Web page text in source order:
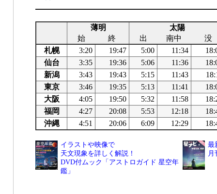
薄明
太陽
始
終 出 南中
没
札幌
3:20 19:47 5:00 11:34
仙台
3:35 19:36 5:06 11:36
新潟
3:43 19:43 5:15 11:43
東京
3:46 19:35 5:13 11:41
大阪
4:05 19:50 5:32 11:58
福岡
4:27 20:08 5:53 12:18
沖縄
4:51 20:06 6:09 12:29
イラストや映像で
天文現象を詳しく解説！
DVD付ムック「アストロガイド 星空年
鑑」
最
月